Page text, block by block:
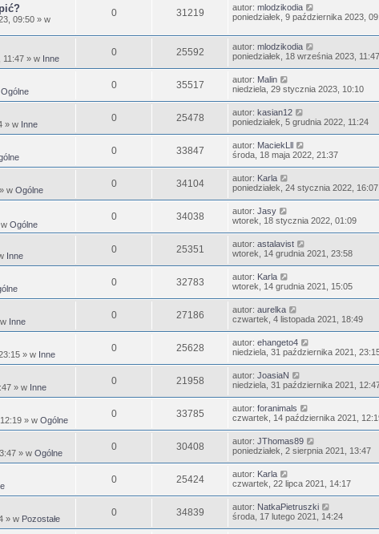
09:50 » w
0 31219 autor: mlodzikodia
poniedziałek, 9 października 2023,
11:47 » w Inne
0 25592 autor: mlodzikodia
poniedziałek, 18 września 2023, 11:47
Ogólne
0 35517 autor: Malin
niedziela, 29 stycznia 2023, 10:10
» w Inne
0 25478 autor: kasian12
poniedziałek, 5 grudnia 2022, 11:24
0 33847 autor: MaciekLll
środa, 18 maja 2022, 21:37
» w Ogólne
0 34104 autor: Karla
poniedziałek, 24 stycznia 2022, 16:07
Ogólne
0 34038 autor: Jasy
wtorek, 18 stycznia 2022, 01:09
Inne
0 25351 autor: astalavist
wtorek, 14 grudnia 2021, 23:58
0 32783 autor: Karla
wtorek, 14 grudnia 2021, 15:05
Inne
0 27186 autor: aurelka
czwartek, 4 listopada 2021, 18:49
» w Inne
0 25628 autor: ehangeto4
niedziela, 31 października 2021,
» w Inne
0 21958 autor: JoasiaN
niedziela, 31 października 2021,
» w Ogólne
0 33785 autor: foranimals
czwartek, 14 października 2021,
» w Ogólne
0 30408 autor: JThomas89
poniedziałek, 2 sierpnia 2021, 13:47
0 25424 autor: Karla
czwartek, 22 lipca 2021, 14:17
» w Pozostałe
0 34839 autor: NatkaPietruszki
środa, 17 lutego 2021, 14:24